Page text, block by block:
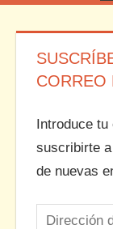
CORREO
Introduce
suscribirte
de nuevas
Dirección